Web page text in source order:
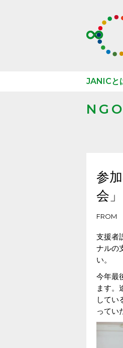
JANICと
参
会
FROM
支援者
ナルの
い。
今年最
ます。
してい
ってい